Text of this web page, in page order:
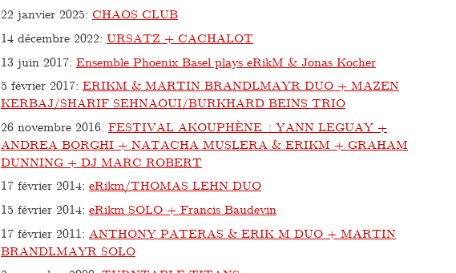
22 janvier 2025: CHAOS CLUB
14 décembre 2022: URSATZ + CACHALOT
13 juin 2017: Ensemble Phoenix Basel plays eRikM & Jonas Kocher
5 février 2017: ERIKM & MARTIN BRANDLMAYR DUO + MAZEN
KERBAJ/SHARIF SEHNAOUI/BURKHARD BEINS TRIO
26 novembre 2016: FESTIVAL AKOUPHÈNE : YANN LEGUAY +
ANDREA BORGHI + NATACHA MUSLERA & ERIKM + GRAHAM
DUNNING + DJ MARC ROBERT
17 février 2014: eRikm/THOMAS LEHN DUO
15 février 2014: eRikm SOLO + Francis Baudevin
17 février 2011: ANTHONY PATERAS & ERIK M DUO + MARTIN
BRANDLMAYR SOLO